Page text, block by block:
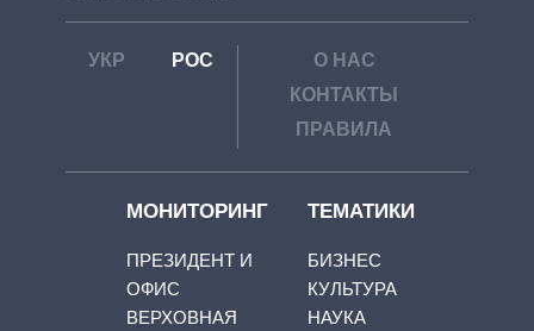
УКР РОС
О НАС
КОНТАКТЫ
ПРАВИЛА
МОНИТОРИНГ
ПРЕЗИДЕНТ И
ОФИС
ВЕРХОВНАЯ
ТЕМАТИКИ
БИЗНЕС
КУЛЬТУРА
НАУКА